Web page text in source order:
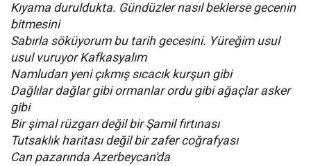
Kıyama duruldukta. Gündüzler nasıl beklerse gecenin
bitmesini
Sabırla söküyorum bu tarih gecesini. Yüreğim usul
usul vuruyor Kafkasyalım
Namludan yeni çıkmış sıcacık kurşun gibi
Dağlılar dağlar gibi ormanlar ordu gibi ağaçlar asker
gibi
Bir şimal rüzgarı değil bir Şamil fırtınası
Tutsaklık haritası değil bir zafer coğrafyası
Can pazarında Azerbeycan'da